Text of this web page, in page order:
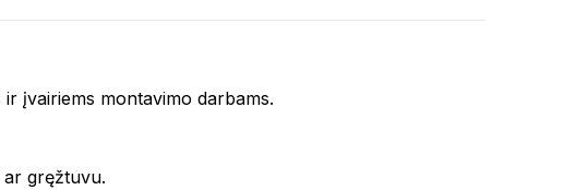
įvairiems montavimo darbams.
ar gręžtuvu.